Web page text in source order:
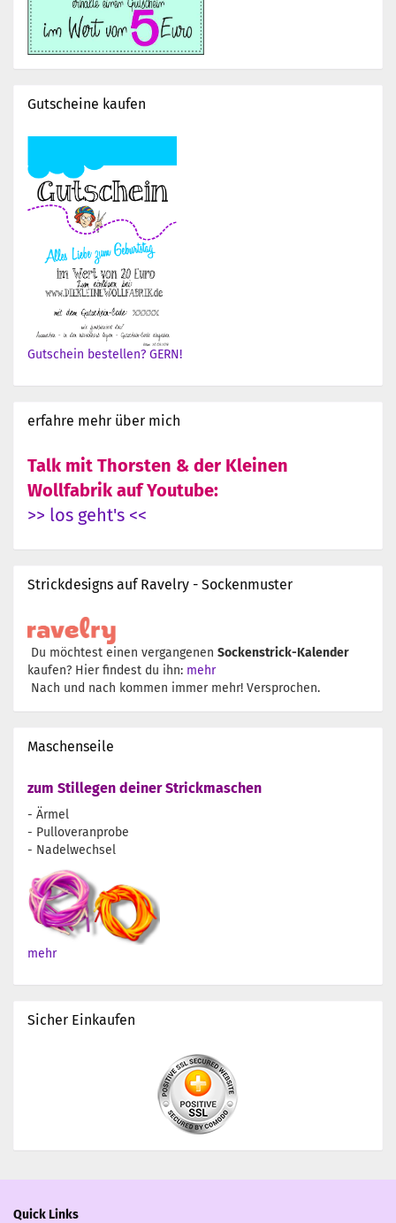
Gutscheine kaufen
Gutschein bestellen? GERN!
erfahre mehr über mich
Talk mit Thorsten & der Kleinen
Wollfabrik auf Youtube:
>> los geht's <<
Strickdesigns auf Ravelry - Sockenmuster
Du möchtest einen vergangenen Sockenstrick-Kalender
kaufen? Hier findest du ihn: mehr
Nach und nach kommen immer mehr! Versprochen.
Maschenseile
zum Stillegen deiner Strickmaschen
- Ärmel
- Pulloveranprobe
- Nadelwechsel
mehr
Sicher Einkaufen
Quick Links